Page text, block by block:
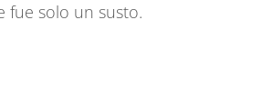
fue solo un susto.